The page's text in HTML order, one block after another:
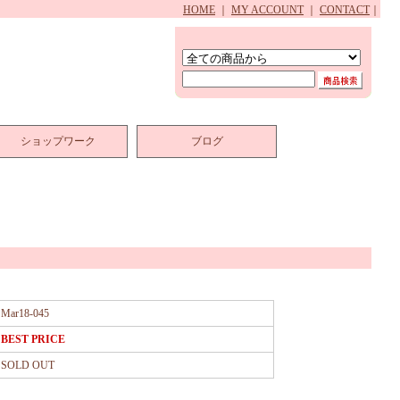
HOME MY ACCOUNT CONTACT
ショップワーク ブログ
Mar18-045
BEST PRICE
SOLD OUT